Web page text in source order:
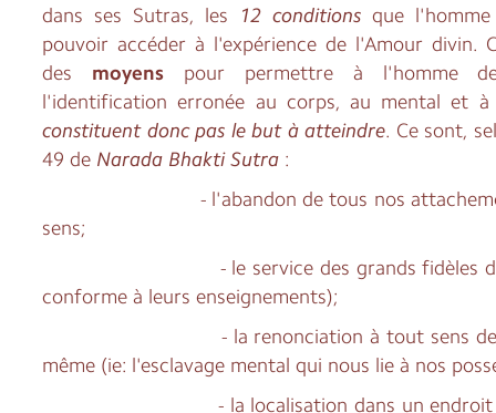
dans ses Sutras, les
12 conditionsque
pouvoir accéder à l'expérience de l'Amour divin.
des moyens pour permettre à l'homme
l'identification erronée au corps, au mental et
constituent donc pas le but à atteindre. Ce sont,
49 de Narada Bhakti Sutra :
- l'abandon de tous nos attachements
sens;
- le service des grands fidèles de
conforme à leurs enseignements);
- la renonciation à tout sens de
même (ie: l'esclavage mental qui nous lie à nos
- la localisation dans un endroit